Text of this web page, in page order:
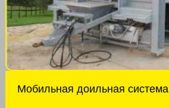
Мобильная доильная система